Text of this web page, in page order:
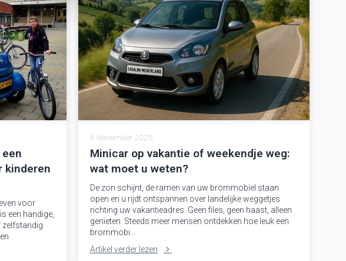
kinderen
voor
een handige,
zelfstandig
6 November 2025
Minicar op vakantie of weekendje weg:
wat moet u weten?
De zon schijnt, de ramen van uw brommobiel staan
open en u rijdt ontspannen over landelijke weggetjes
richting uw vakantieadres. Geen files, geen haast, alleen
genieten. Steeds meer mensen ontdekken hoe leuk een
brommobi...
Artikel verder lezen